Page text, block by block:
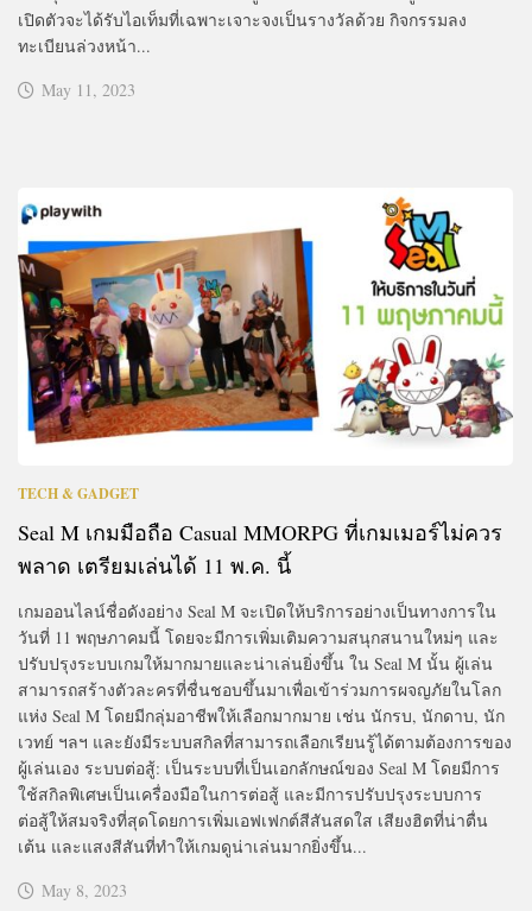
เปิดตัวจะได้รับไอเท็มที่เฉพาะเจาะจงเป็นรางวัลด้วย กิจกรรมลง
ทะเบียนล่วงหน้า...
May 11, 2023
TECH & GADGET
Seal M เกมมือถือ Casual MMORPG ที่เกมเมอร์ไม่ควร
พลาด เตรียมเล่นได้ 11 พ.ค. นี้
เกมออนไลน์ชื่อดังอย่าง Seal M จะเปิดให้บริการอย่างเป็นทางการใน
วันที่ 11 พฤษภาคมนี้ โดยจะมีการเพิ่มเติมความสนุกสนานใหม่ๆ และ
ปรับปรุงระบบเกมให้มากมายและน่าเล่นยิ่งขึ้น ใน Seal M นั้น ผู้เล่น
สามารถสร้างตัวละครที่ชื่นชอบขึ้นมาเพื่อเข้าร่วมการผจญภัยในโลก
แห่ง Seal M โดยมีกลุ่มอาชีพให้เลือกมากมาย เช่น นักรบ, นักดาบ, นัก
เวทย์ ฯลฯ และยังมีระบบสกิลที่สามารถเลือกเรียนรู้ได้ตามต้องการของ
ผู้เล่นเอง ระบบต่อสู้: เป็นระบบที่เป็นเอกลักษณ์ของ Seal M โดยมีการ
ใช้สกิลพิเศษเป็นเครื่องมือในการต่อสู้ และมีการปรับปรุงระบบการ
ต่อสู้ให้สมจริงที่สุดโดยการเพิ่มเอฟเฟกต์สีสันสดใส เสียงฮิตที่น่าตื่น
เต้น และแสงสีสันที่ทำให้เกมดูน่าเล่นมากยิ่งขึ้น...
May 8, 2023